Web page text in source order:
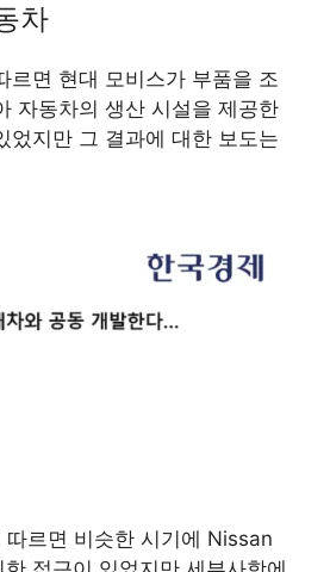
차
르면 현대 모비스가 부품을 조
자동차의 생산 시설을 제공한
었지만 그 결과에 대한 보도는
르면 비슷한 시기에 Nissan